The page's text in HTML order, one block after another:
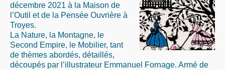
décembre 2021 à la Maison de
l’Outil et de la Pensée Ouvrière à
Troyes.
La Nature, la Montagne, le
Second Empire, le Mobilier, tant
de thèmes abordés, détaillés,
découpés par l’illustrateur Emmanuel Fornage. Armé de